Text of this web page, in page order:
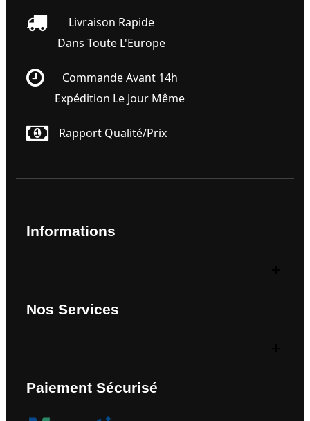
Livraison Rapide
Dans Toute L'Europe
Commande Avant 14h
Expédition Le Jour Même
Rapport Qualité/prix
Informations
Nos Services
Paiement Sécurisé